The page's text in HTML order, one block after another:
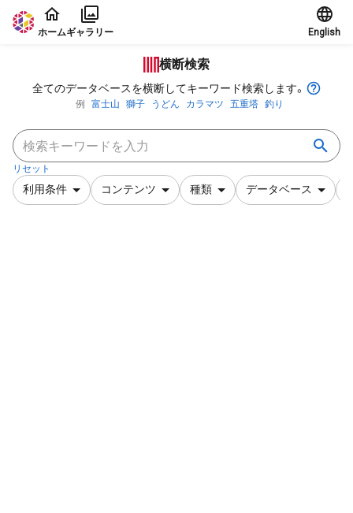
本文に飛ぶ
ホームギャラリー English
横断検索
全てのデータベースを横断してキーワード検索します。
例 富士山 獅子 うどん カラマツ 五重塔 釣り
リセット
利用条件 コンテンツ 種類 データベース